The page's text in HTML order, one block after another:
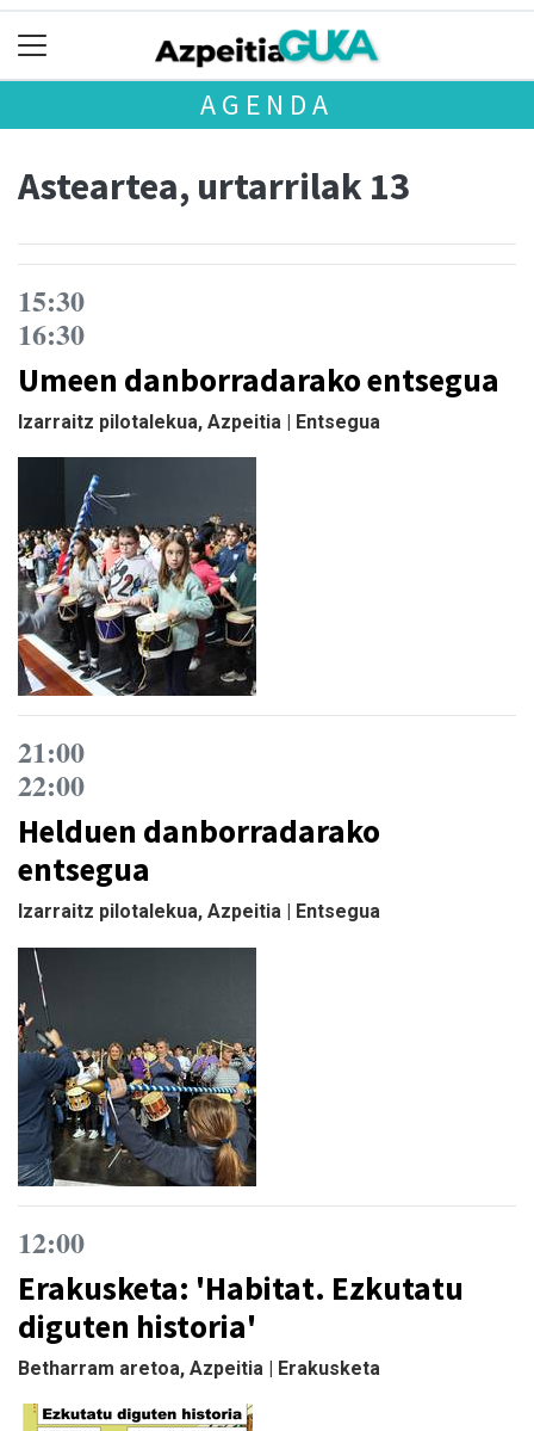
AGENDA
Asteartea, urtarrilak 13
15:30
16:30
Umeen danborradarako entsegua
Izarraitz pilotalekua, Azpeitia | Entsegua
21:00
22:00
Helduen danborradarako
entsegua
Izarraitz pilotalekua, Azpeitia | Entsegua
12:00
Erakusketa: 'Habitat. Ezkutatu
diguten historia'
Betharram aretoa, Azpeitia | Erakusketa